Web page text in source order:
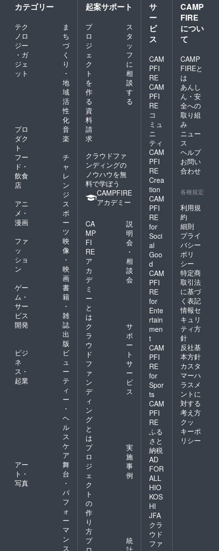
カテゴリー
テク
ノロ
ジー
・ガ
ジェ
ット
ま
ち
づ
く
り
・
地
域
活
性
化
プロ
ダク
ト
音
楽
フー
ド・
飲食
店
チ
ャ
レ
ン
ジ
アニ
メ・
漫画
ス
ポ
ー
ツ
ファ
ッ
ショ
ン
映
像
・
映
画
ゲー
ム・
サー
ビス
開発
書
籍
・
雑
誌
出
版
ビジ
ネ
ス・
起業
ビ
ュ
ー
テ
ィ
ー
・
ヘ
ル
ス
ケ
ア
アー
ト・
写真
舞
台
・
パ
フ
ォ
ー
マ
ン
ス
起案サポート
プ
ロ
ジ
ェ
ク
ト
を
作
る
ス
タ
ッ
フ
に
相
談
す
る
資
料
請
求
クラウドファ
ンディングの
ノウハウを無
料で学ぼう
CAMPFIRE
アカデミー
CA
MP
FI
RE
ア
カ
デ
ミ
ー
と
は
説
明
会
・
相
談
会
ク
ラ
ウ
ド
フ
ァ
ン
デ
ィ
ン
グ
と
は
サ
ポ
ー
ト
サ
ー
ビ
ス
プ
ロ
ジ
ェ
ク
ト
の
作
り
方
実
施
事
例
プ
統
サ
ー
ビ
ス
CAM
PFI
RE
CAM
PFI
RE
コ
ミュ
ニ
ティ
CAM
PFI
RE
Crea
tion
CAM
PFI
RE
for
Soci
al
Goo
d
CAM
PFI
RE
for
Ente
rtain
men
t
CAM
PFI
RE
for
Spor
ts
CAM
PFI
RE
ふる
さと
納税
AD
FOR
ALL
HIO
KOS
HI
JFA
クラ
ウド
ファ
CAMP
FIRE
につい
て
CAMP
FIREと
は
あんし
ん・安
全への
取り組
み
ニュー
ス
ヘルプ
お問い
合わせ
各種規定
利用規
約
細則
プライ
バシー
ポリ
シー
特定商
取引法
に基づ
く表記
情報セ
キュリ
ティ方
針
反社基
本方針
カスタ
マーハ
ラスメ
ントに
対する
考え方
クッ
キーポ
リシー